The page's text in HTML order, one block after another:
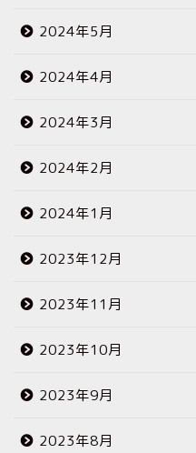
2024年5月
2024年4月
2024年3月
2024年2月
2024年1月
2023年12月
2023年11月
2023年10月
2023年9月
2023年8月